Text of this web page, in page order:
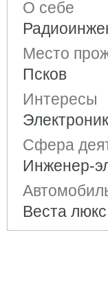
О себе
Место
Псков
Интересы
Сфера
Инженер-
Веста